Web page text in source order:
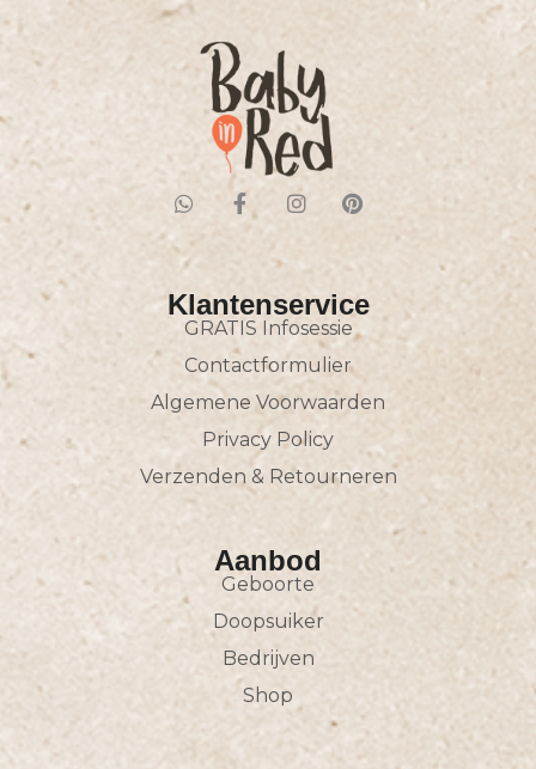
Klantenservice
GRATIS Infosessie
Contactformulier
Algemene Voorwaarden
Privacy Policy
Verzenden & Retourneren
Aanbod
Geboorte
Doopsuiker
Bedrijven
Shop